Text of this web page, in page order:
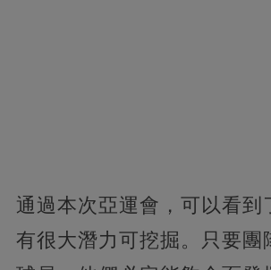
通過本次亞運會，可以看到
有很大潛力可挖掘。只要團